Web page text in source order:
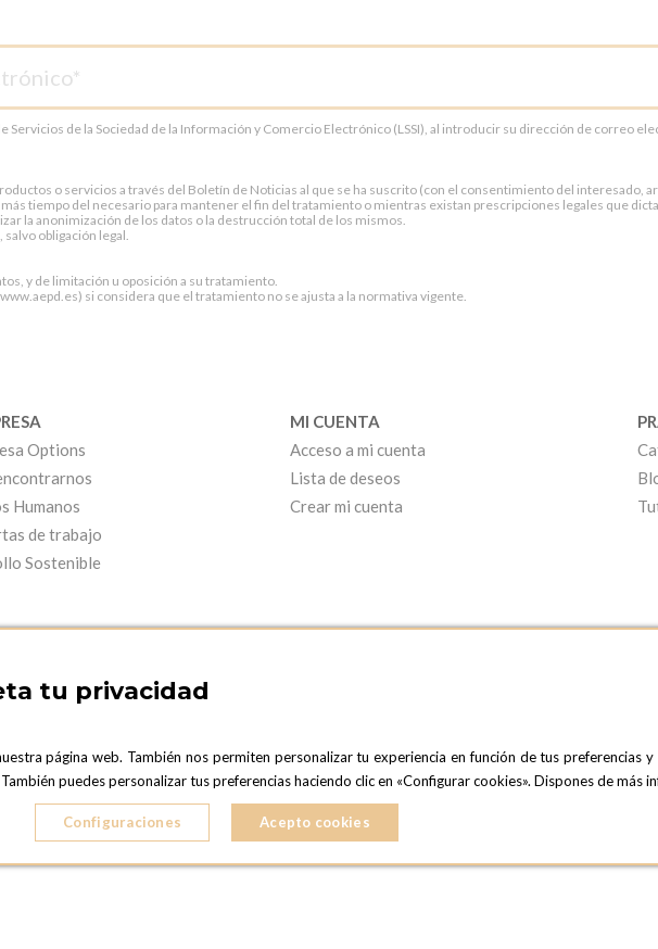
Servicios de la Sociedad de la Información y Comercio Electrónico (LSSI), al introducir su dirección de correo
o servicios a través del Boletín de Noticias al que se ha suscrito (con el consentimiento del interesado,
tiempo del necesario para mantener el fin del tratamiento o mientras existan prescripciones legales que
la anonimización de los datos o la destrucción total de los mismos.
obligación legal.
y de limitación u oposición a su tratamiento.
si considera que el tratamiento no se ajusta a la normativa vigente.
Options
Humanos
de trabajo
Sostenible
MI CUENTA
Acceso a mi cuenta
Lista de deseos
Crear mi cuenta
BARCELONA SHOWROOM
102
OPTIONS MADRID
C. Lucio Emilio Cándido, 6,
28803 Alcalá de Henares, Madrid
ESPAñA
tu privacidad
página web. También nos permiten personalizar tu experiencia en función de tus preferencias
puedes personalizar tus preferencias haciendo clic en «Configurar cookies». Dispones de más
Configuraciones Acepto cookies